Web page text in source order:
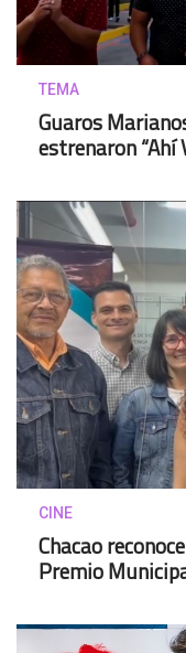
TEMA
Guaros
estrenaron “Ahí
CINE
Chacao
Premio